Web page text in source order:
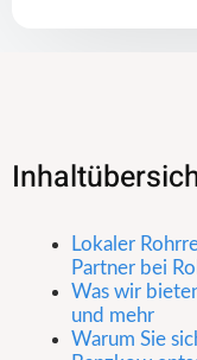
Lokaler
Partner bei
Was wir
und mehr
Warum Sie